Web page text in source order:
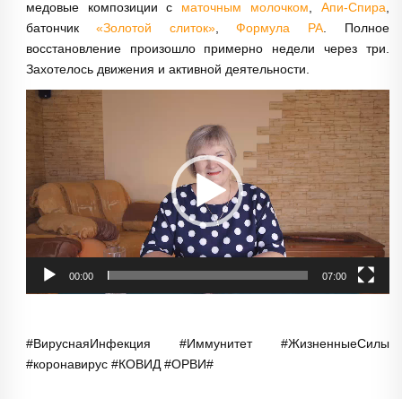
медовые композиции с маточным молочком Апи-Спира
батончик«Золотой слиток»,Формула РА . Полное
восстановление произошло примерно недели через три.
Захотелось движения и активной деятельности.
Видеоплеер
00:00 07:00
#ВируснаяИнфекция #Иммунитет #ЖизненныеСилы
#коронавирус #КОВИД #ОРВИ#